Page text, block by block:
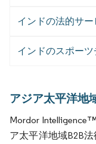
インドの法的サ
インドのスポー
アジア太平洋地
Mordor
ア太平洋地域B2B